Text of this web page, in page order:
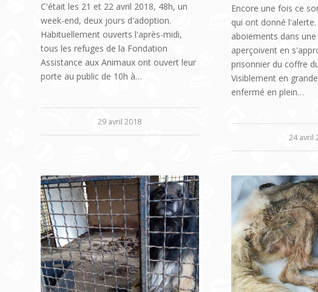
C'était les 21 et 22 avril 2018, 48h, un
week-end, deux jours d'adoption.
Habituellement ouverts l'après-midi,
tous les refuges de la Fondation
Assistance aux Animaux ont ouvert leur
porte au public de 10h à…
29 avril 2018
Encore une fois ce
qui ont donné
aboiements dans
aperçoivent en
prisonnier du coffre
Visiblement en
enfermé en plein…
24 avril